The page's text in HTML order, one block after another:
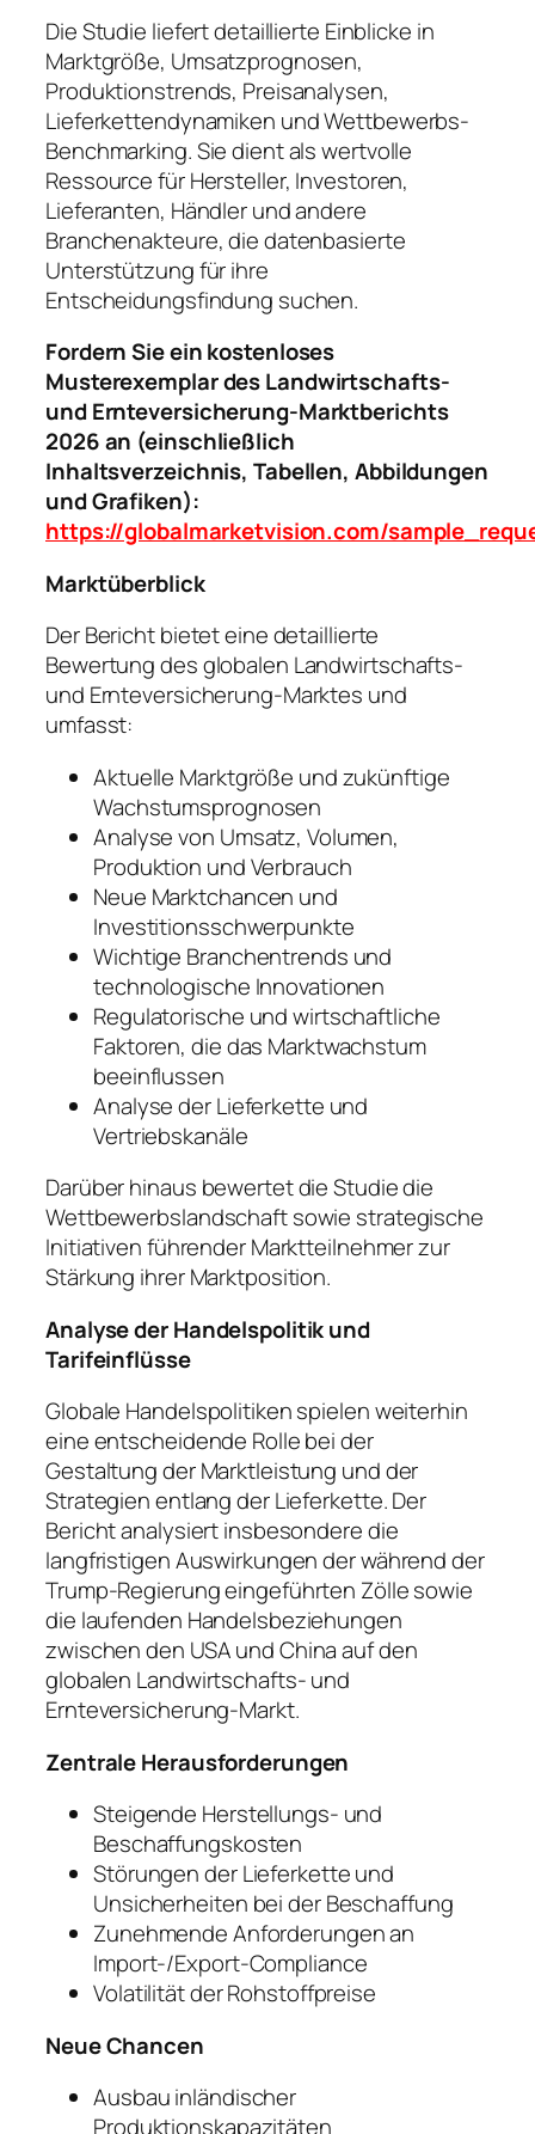
Die Studie liefert detaillierte Einblicke in
Marktgröße, Umsatzprognosen,
Produktionstrends, Preisanalysen,
Lieferkettendynamiken und Wettbewerbs-
Benchmarking. Sie dient als wertvolle
Ressource für Hersteller, Investoren,
Lieferanten, Händler und andere
Branchenakteure, die datenbasierte
Unterstützung für ihre
Entscheidungsfindung suchen.
Fordern Sie ein kostenloses
Musterexemplar des Landwirtschafts-
und Ernteversicherung-Marktberichts
2026 an (einschließlich
Inhaltsverzeichnis, Tabellen, Abbildungen
und Grafiken):
https://globalmarketvision.com/
Marktüberblick
Der Bericht bietet eine detaillierte
Bewertung des globalen Landwirtschafts-
und Ernteversicherung-Marktes und
umfasst:
Aktuelle Marktgröße und zukünftige
Wachstumsprognosen
Analyse von Umsatz, Volumen,
Produktion und Verbrauch
Neue Marktchancen und
Investitionsschwerpunkte
Wichtige Branchentrends und
technologische Innovationen
Regulatorische und wirtschaftliche
Faktoren, die das Marktwachstum
beeinflussen
Analyse der Lieferkette und
Vertriebskanäle
Darüber hinaus bewertet die Studie die
Wettbewerbslandschaft sowie strategische
Initiativen führender Marktteilnehmer zur
Stärkung ihrer Marktposition.
Analyse der Handelspolitik und
Tarifeinflüsse
Globale Handelspolitiken spielen weiterhin
eine entscheidende Rolle bei der
Gestaltung der Marktleistung und der
Strategien entlang der Lieferkette. Der
Bericht analysiert insbesondere die
langfristigen Auswirkungen der während der
Trump-Regierung eingeführten Zölle sowie
die laufenden Handelsbeziehungen
zwischen den USA und China auf den
globalen Landwirtschafts- und
Ernteversicherung-Markt.
Zentrale Herausforderungen
Steigende Herstellungs- und
Beschaffungskosten
Störungen der Lieferkette und
Unsicherheiten bei der Beschaffung
Zunehmende Anforderungen an
Import-/Export-Compliance
Volatilität der Rohstoffpreise
Neue Chancen
Ausbau inländischer
Produktionskapazitäten